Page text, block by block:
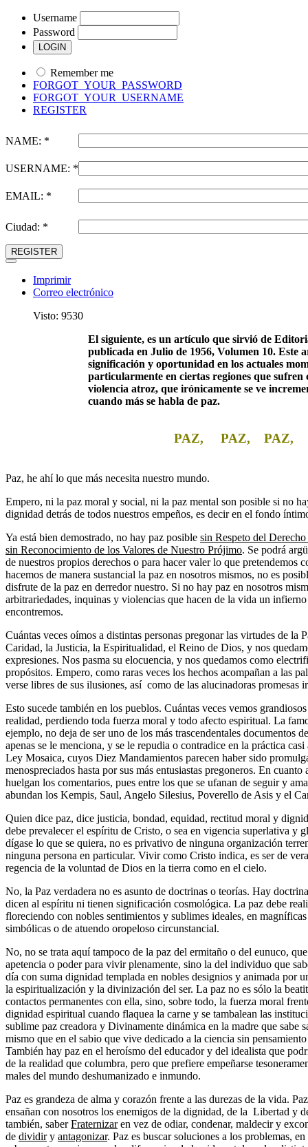
Username
Password
Remember me
FORGOT_YOUR_PASSWORD
FORGOT_YOUR_USERNAME
REGISTER
NAME: *
USERNAME: *
EMAIL: *
Ciudad: *
REGISTER
Imprimir
Correo electrónico
Visto: 9530
El siguiente, es un artículo que sirvió de
publicada en Julio de 1956, Volumen 10. Este
significación y oportunidad en los actuales
particularmente en ciertas regiones que
violencia atroz, que irónicamente se ve
cuando más se habla de paz.
PAZ, PAZ, PAZ,
Paz, he ahí lo que más necesita nuestro mundo.
Empero, ni la paz moral y social, ni la paz mental son posible si no
dignidad detrás de todos nuestros empeños, es decir en el fondo
Ya está bien demostrado, no hay paz posible sin Respeto del
sin Reconocimiento de los Valores de Nuestro Prójimo. Se podrá
de nuestros propios derechos o para hacer valer lo que pretendemos
hacemos de manera sustancial la paz en nosotros mismos, no es
disfrute de la paz en derredor nuestro. Si no hay paz en nosotros
arbitrariedades, inquinas y violencias que hacen de la vida un
encontremos.
Cuántas veces oímos a distintas personas pregonar las virtudes de la
Caridad, la Justicia, la Espiritualidad, el Reino de Dios, y nos
expresiones. Nos pasma su elocuencia, y nos quedamos como
propósitos. Empero, como raras veces los hechos acompañan a las
verse libres de sus ilusiones, así como de las alucinadoras promesas
Esto sucede también en los pueblos. Cuántas veces vemos
realidad, perdiendo toda fuerza moral y todo afecto espiritual. La
ejemplo, no deja de ser uno de los más trascendentales documentos
apenas se le menciona, y se le repudia o contradice en la práctica
Ley Mosaica, cuyos Diez Mandamientos parecen haber sido
menospreciados hasta por sus más entusiastas pregoneros. En
huelgan los comentarios, pues entre los que se ufanan de seguir y
abundan los Kempis, Saul, Angelo Silesius, Poverello de Asis y el
Quien dice paz, dice justicia, bondad, equidad, rectitud moral y
debe prevalecer el espíritu de Cristo, o sea en vigencia superlativa y
dígase lo que se quiera, no es privativo de ninguna organización
ninguna persona en particular. Vivir como Cristo indica, es ser de
regencia de la voluntad de Dios en la tierra como en el cielo.
No, la Paz verdadera no es asunto de doctrinas o teorías. Hay
dicen al espíritu ni tienen significación cosmológica. La paz debe
floreciendo con nobles sentimientos y sublimes ideales, en
simbólicas o de atuendo oropeloso circunstancial.
No, no se trata aquí tampoco de la paz del ermitaño o del eunuco,
apetencia o poder para vivir plenamente, sino la del individuo que
día con suma dignidad templada en nobles designios y animada por
la espiritualización y la divinización del ser. La paz no es sólo la
contactos permanentes con ella, sino, sobre todo, la fuerza moral
dignidad espiritual cuando flaquea la carne y se tambalean las
sublime paz creadora y Divinamente dinámica en la madre que sabe
mismo que en el sabio que vive dedicado a la ciencia sin
También hay paz en el heroísmo del educador y del idealista que
de la realidad que columbra, pero que prefiere empeñarse
males del mundo deshumanizado e inmundo.
Paz es grandeza de alma y corazón frente a las durezas de la vida.
ensañan con nosotros los enemigos de la dignidad, de la Libertad y
también, saberFraternizaren vez de odiar, condenar, maldecir y
de dividiry antagonizar. Paz es buscar soluciones a los problemas,